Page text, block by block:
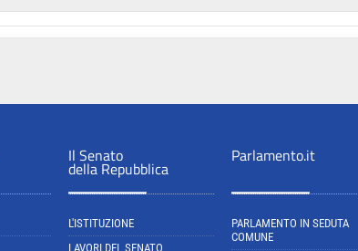
Il Senato
della Repubblica
L'ISTITUZIONE
LAVORI DEL SENATO
Parlamento.it
PARLAMENTO IN SEDUTA
COMUNE